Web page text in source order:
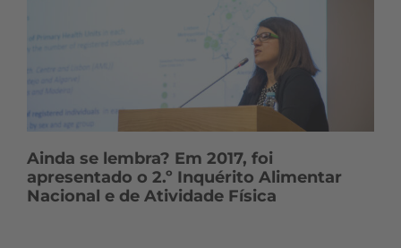
Ainda se lembra? Em 2017, foi
apresentado o 2.º Inquérito Alimentar
Nacional e de Atividade Física